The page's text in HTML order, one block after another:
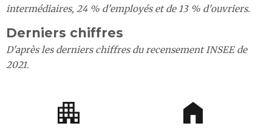
intermédiaires, 24 % d'employés et de 13 % d'ouvriers.
Derniers chiffres
D'après les derniers chiffres du recensement INSEE de
2021.